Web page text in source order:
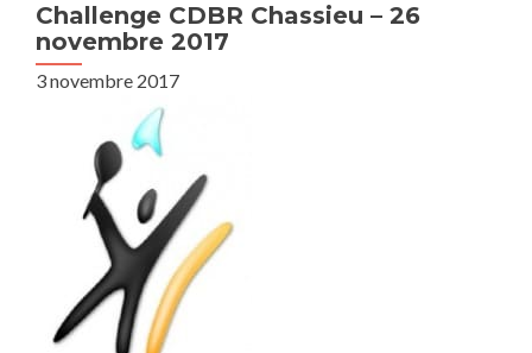
Challenge CDBR Chassieu – 26
novembre 2017
3 novembre 2017